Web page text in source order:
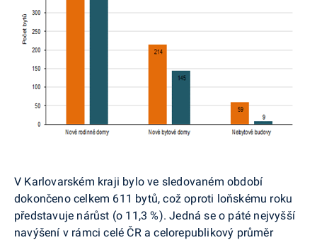
V Karlovarském kraji bylo ve sledovaném období
dokončeno celkem 611 bytů, což oproti loňskému roku
představuje nárůst (o 11,3 %). Jedná se o páté nejvyšší
navýšení v rámci celé ČR a celorepublikový průměr